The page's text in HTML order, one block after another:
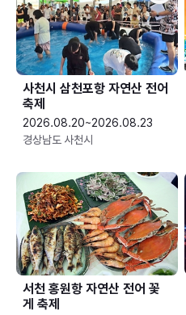
사천시 삼천포항 자연산 전어
축제
2026.08.20~2026.08.23
경상남도 사천시
서천 홍원항 자연산 전어 꽃
게 축제